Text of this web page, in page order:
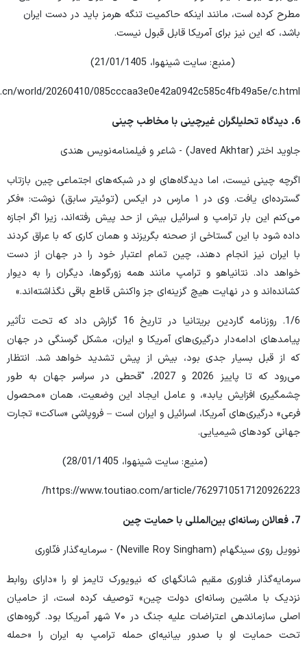
مطرح کرده است، مانند اینکه حاکمیت تنگه هرمز باید در دست ایران
باشد، که این نیز برای آمریکا قابل قبول نیست.
(منبع: سایت شینهوا، 21/01/1405)
world/20260410/085cccaa3e0e42a0942c585c4fb49a5e/c.html
6
. دیدگاه تحلیلگران غیرچینی با مخاطب چینی
جاوید اختر (Javed Akhtar) - شاعر و فیلمنامه‌نویس هندی
اگرچه چینی نیست، اما دیدگاه‌های او در شبکه‌های اجتماعی چین بازتاب
گسترده‌ای یافت. وی در ۱ مارس در ایکس (توئیتر سابق) نوشت: «فکر
می‌کنم این بار ترامپ و اسرائیل بیش از حد پیش رفته‌اند، زیرا اگر اجازه
داده شود با این گستاخی از صحنه بگریزند و همان کاری که با عراق کردند
با ایران نیز انجام دهند، چین تمام اعتبار خود را در جهان از دست
خواهد داد. نتانیاهو و ترامپ مانند همه زورگوها، دیگران را به دیوار
کشانده‌اند و در نهایت هیچ گزینه‌ای جز واکنش قاطع باقی نگذاشته‌اند.»
1/6. روزنامه گاردین بریتانیا در تاریخ 16 گزارش داد که تحت تأثیر
پیامدهای ادامه‌دار درگیری‌های آمریکا و ایران، مشکل گرسنگی در جهان
که از قبل بسیار جدی بود، بیش از پیش تشدید خواهد شد. انتظار
می‌رود که تا پاییز 2026 و 2027، "قحطی در سراسر جهان به طور
چشمگیری افزایش یابد»، و عامل ایجاد این وضعیت، همان «محصول
فرعی» درگیری‌های آمریکا، اسرائیل و ایران است – فروپاشی «ساکت» تجارت
جهانی کودهای شیمیایی.
(منیع: سایت شینهوا، 28/01/1405)
https://www.toutiao.com/article/7629710517120926223/
7
. فعالان رسانه‌ای بین‌المللی با حمایت چین
نوویل روی سینگهام (Neville Roy Singham) - سرمایه‌گذار فنّاوری
سرمایه‌گذار فناوری مقیم شانگهای که نیویورک تایمز او را «دارای روابط
نزدیک با ماشین رسانه‌ای دولت چین» توصیف کرده است، از حامیان
اصلی سازماندهی اعتراضات علیه جنگ در ۷۰ شهر آمریکا بود. گروه‌های
تحت حمایت او با صدور بیانیه‌ای حمله ترامپ به ایران را «حمله